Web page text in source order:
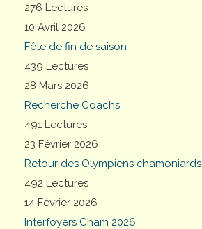
276 Lectures
10 Avril 2026
Fête de fin de saison
439 Lectures
28 Mars 2026
Recherche Coachs
491 Lectures
23 Février 2026
Retour des Olympiens chamoniards
492 Lectures
14 Février 2026
Interfoyers Cham 2026